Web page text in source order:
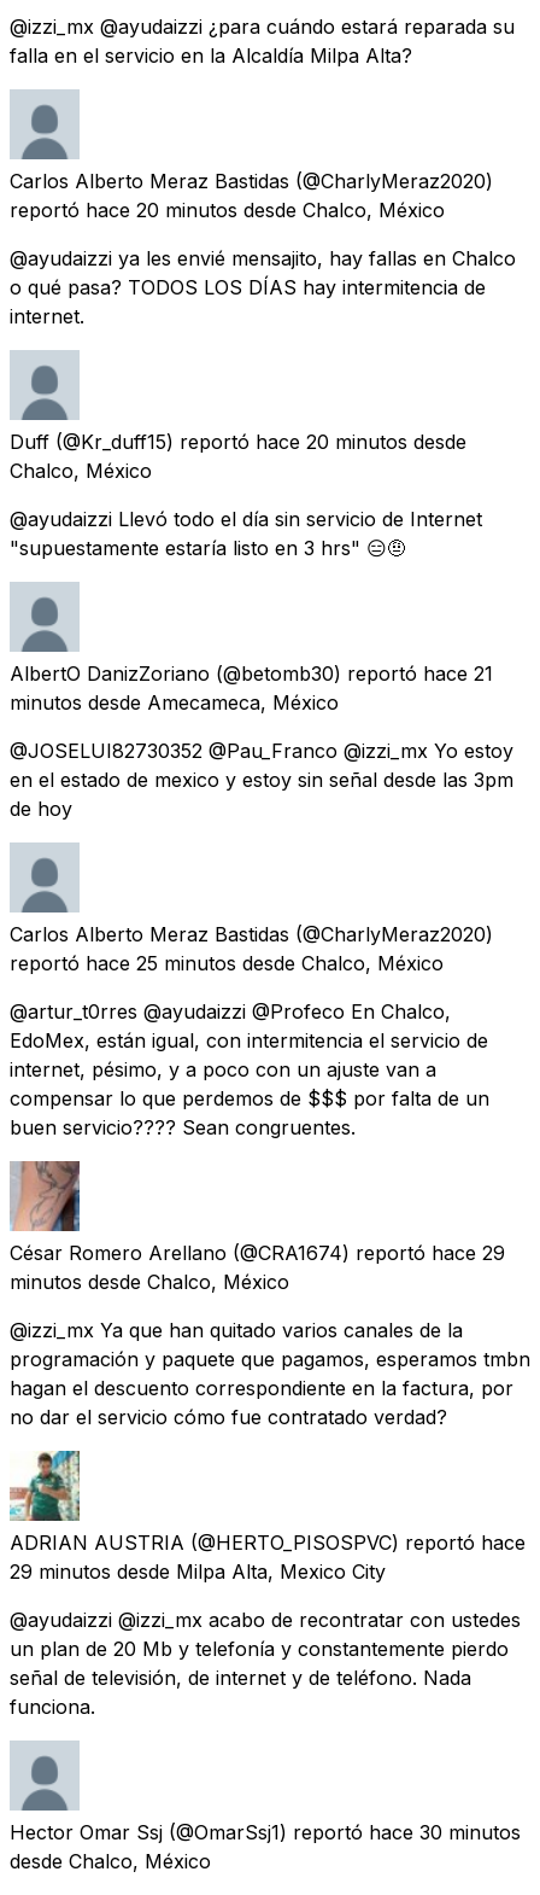
@izzi_mx @ayudaizzi ¿para cuándo estará reparada su
falla en el servicio en la Alcaldía Milpa Alta?
Carlos Alberto Meraz Bastidas (@CharlyMeraz2020)
reportó hace 20 minutos desde Chalco, México
@ayudaizzi ya les envié mensajito, hay fallas en Chalco
o qué pasa? TODOS LOS DÍAS hay intermitencia de
internet.
Duff (@Kr_duff15) reportó hace 20 minutos desde
Chalco, México
@ayudaizzi Llevó todo el día sin servicio de Internet
"supuestamente estaría listo en 3 hrs" 😑🤨
AlbertO DanizZoriano (@betomb30) reportó hace 21
minutos desde Amecameca, México
@JOSELUI82730352 @Pau_Franco @izzi_mx Yo estoy
en el estado de mexico y estoy sin señal desde las 3pm
de hoy
Carlos Alberto Meraz Bastidas (@CharlyMeraz2020)
reportó hace 25 minutos desde Chalco, México
@artur_t0rres @ayudaizzi @Profeco En Chalco,
EdoMex, están igual, con intermitencia el servicio de
internet, pésimo, y a poco con un ajuste van a
compensar lo que perdemos de $$$ por falta de un
buen servicio???? Sean congruentes.
César Romero Arellano (@CRA1674) reportó hace 29
minutos desde Chalco, México
@izzi_mx Ya que han quitado varios canales de la
programación y paquete que pagamos, esperamos tmbn
hagan el descuento correspondiente en la factura, por
no dar el servicio cómo fue contratado verdad?
ADRIAN AUSTRIA (@HERTO_PISOSPVC) reportó hace
29 minutos desde Milpa Alta, Mexico City
@ayudaizzi @izzi_mx acabo de recontratar con ustedes
un plan de 20 Mb y telefonía y constantemente pierdo
señal de televisión, de internet y de teléfono. Nada
funciona.
Hector Omar Ssj (@OmarSsj1) reportó hace 30 minutos
desde Chalco, México